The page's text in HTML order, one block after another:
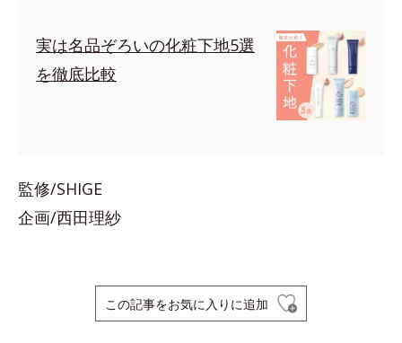
実は名品ぞろいの化粧下地5選
を徹底比較
監修/SHIGE
企画/西田理紗
この記事をお気に入りに追加